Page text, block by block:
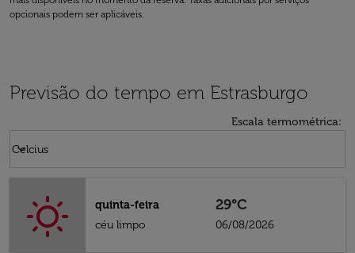
opcionais podem ser aplicáveis.
Previsão do tempo em Estrasburgo
Escala termométrica:
Celcius
keyboard_arrow_down
quinta-feira
céu limpo
29°C
06/08/2026